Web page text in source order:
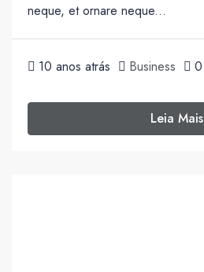
neque, et ornare neque...
10 anos atrás Business 0
Leia Mais